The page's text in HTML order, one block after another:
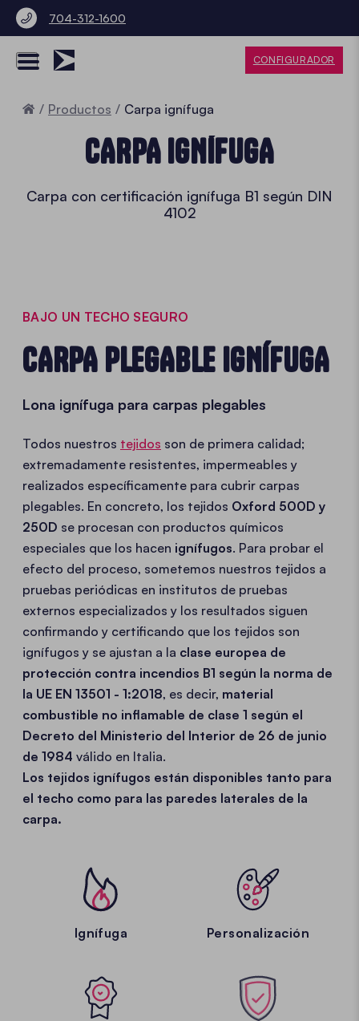
704-312-1600
CONFIGURADOR
Inicio
Productos Carpa ignífuga
CARPA IGNÍFUGA
Carpa con certificación ignífuga B1 según DIN
4102
BAJO UN TECHO SEGURO
CARPA PLEGABLE IGNÍFUGA
Lona ignífuga para carpas plegables
Todos nuestros tejidos son de primera calidad;
extremadamente resistentes, impermeables y
realizados específicamente para cubrir carpas
plegables. En concreto, los tejidos Oxford 500D y
250D se procesan con productos químicos
especiales que los hacen ignífugos. Para probar el
efecto del proceso, sometemos nuestros tejidos a
pruebas periódicas en institutos de pruebas
externos especializados y los resultados siguen
confirmando y certificando que los tejidos son
ignífugos y se ajustan a la clase europea de
protección contra incendios B1 según la norma de
la UE EN 13501 - 1:2018, es decir, material
combustible no inflamable de clase 1 según el
Decreto del Ministerio del Interior de 26 de junio
de 1984 válido en Italia.
Los tejidos ignífugos están disponibles tanto para
el techo como para las paredes laterales de la
carpa.
Ignífuga Personalización